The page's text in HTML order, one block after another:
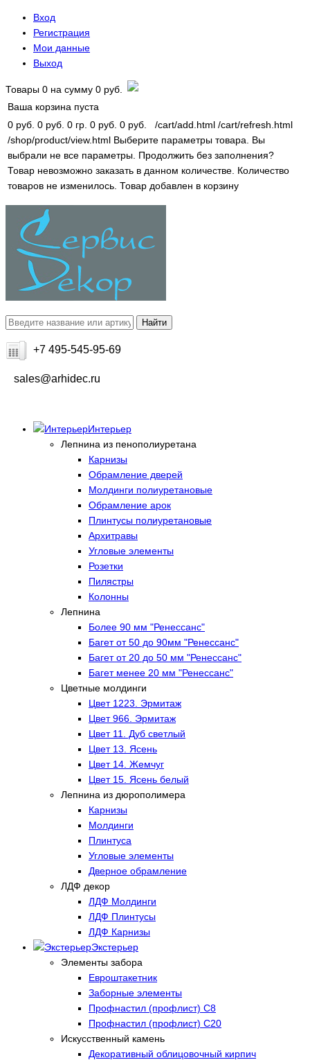
Вход
Регистрация
Мои данные
Выход
Товары 0 на сумму 0 руб.
Ваша корзина пуста
0 руб. 0 руб. 0 гр. 0 руб. 0 руб. /cart/add.html /cart/refresh.html
/shop/product/view.html Выберите параметры товара.
Вы
выбрали не все параметры. Продолжить без заполнения?
Товар невозможно заказать в данном количестве. Количество
товаров не изменилось. Товар добавлен в корзину
+7 495-545-95-69
sales@arhidec.ru
Интерьер
Лепнина из пенополиуретана
Карнизы
Обрамление дверей
Молдинги полиуретановые
Обрамление арок
Плинтусы полиуретановые
Архитравы
Угловые элементы
Розетки
Пилястры
Колонны
Лепнина
Более 90 мм "Ренессанс"
Багет от 50 до 90мм "Ренессанс"
Багет от 20 до 50 мм "Ренессанс"
Багет менее 20 мм "Ренессанс"
Цветные молдинги
Цвет 1223. Эрмитаж
Цвет 966. Эрмитаж
Цвет 11. Дуб светлый
Цвет 13. Ясень
Цвет 14. Жемчуг
Цвет 15. Ясень белый
Лепнина из дюрополимера
Карнизы
Молдинги
Плинтуса
Угловые элементы
Дверное обрамление
ЛДФ декор
ЛДФ Молдинги
ЛДФ Плинтусы
ЛДФ Карнизы
Экстерьер
Элементы забора
Евроштакетник
Заборные элементы
Профнастил (профлист) С8
Профнастил (профлист) С20
Искусственный камень
Декоративный облицовочный кирпич